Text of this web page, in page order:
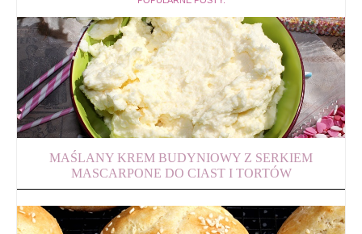
MAŚLANY KREM BUDYNIOWY Z SERKIEM
MASCARPONE DO CIAST I TORTÓW